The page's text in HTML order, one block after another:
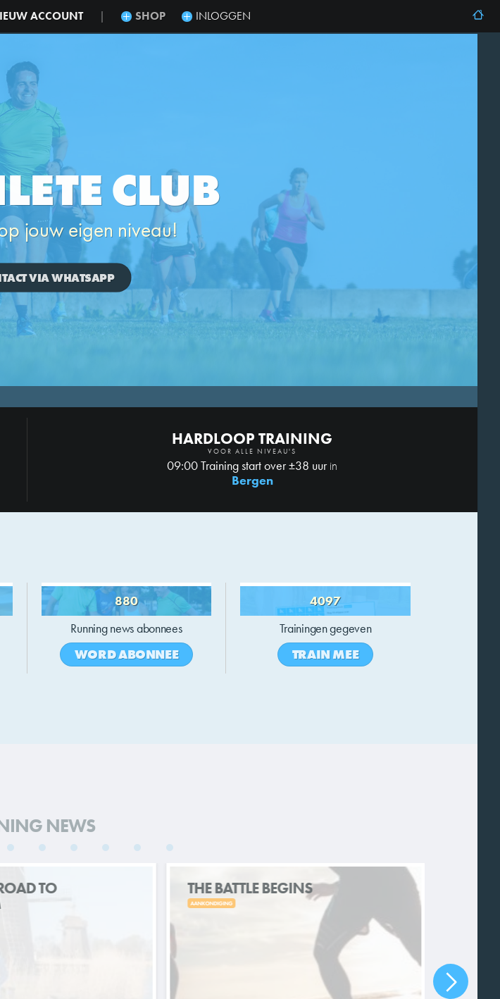
ACCOUNT SHOP INLOGGEN
CLUB
jouw eigen niveau!
VIA WHATSAPP
HARDLOOP TRAINING
VOOR ALLE NIVEAU'S
09:00 Training start over ±38 uurin
Bergen
880
Running news abonnees
WORD ABONNEE
4097
Trainingen gegeven
TRAIN MEE
NEWS
TO
THE BATTLE BEGINS
AANKONDIGING